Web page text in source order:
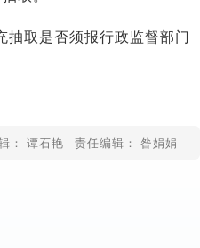
抽取是否须报行政监督部门
： 谭石艳 责任编辑： 昝娟娟